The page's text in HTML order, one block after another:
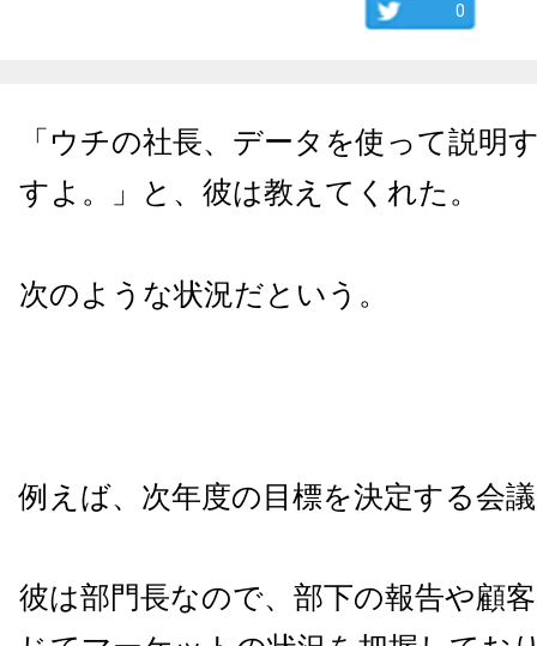
0
「ウチの社長、データを使って説明
すよ。」と、彼は教えてくれた。
次のような状況だという。
例えば、次年度の目標を決定する会
彼は部門長なので、部下の報告や顧